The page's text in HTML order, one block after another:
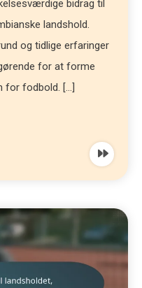
bidrag til
landshold.
og tidlige erfaringer
for at forme
for fodbold. […]